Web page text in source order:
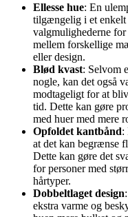
Ellesse hue: En
tilgængelig i et
valgmulighederne
mellem forskellige
eller design.
Blød kvast: Selvom
nogle, kan det også
modtageligt for at
tid. Dette kan gøre
med huer med mere
Opfoldet kantbånd:
at det kan begrænse
Dette kan gøre det
for personer med
hårtyper.
Dobbeltlaget design
ekstra varme og